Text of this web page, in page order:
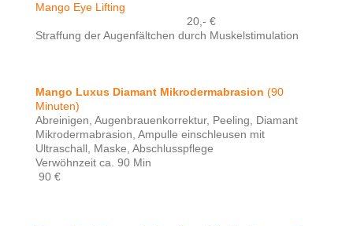
Mango Eye Lifting
20,- €
Straffung der Augenfältchen durch Muskelstimulation
Mango Luxus Diamant Mikrodermabrasion (90
Minuten)
Abreinigen, Augenbrauenkorrektur, Peeling, Diamant
Mikrodermabrasion, Ampulle einschleusen mit
Ultraschall, Maske, Abschlusspflege
Verwöhnzeit ca. 90 Min
90 €